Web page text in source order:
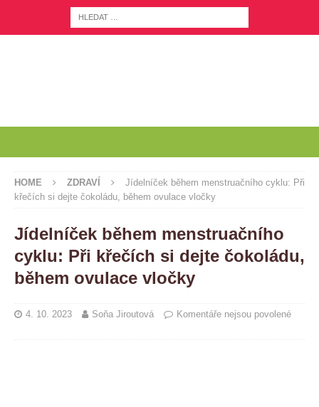
HOME ZDRAVÍ
Jídelníček během menstruačního cyklu: Při
křečích si dejte čokoládu, během ovulace vločky
Jídelníček během menstruačního
cyklu: Při křečích si dejte čokoládu,
během ovulace vločky
4. 10. 2023 Soňa Jiroutová Komentáře nejsou povolené